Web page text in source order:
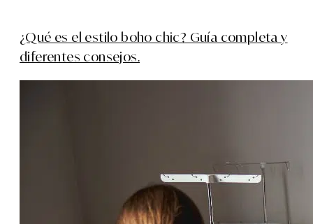
¿Qué es el estilo boho chic? Guía completa y
diferentes consejos.